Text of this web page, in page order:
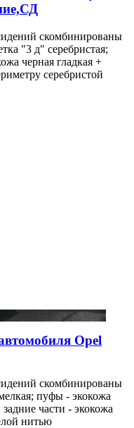
скомбинированы
"3 д" серебристая;
черная гладкая +
серебристой
Opel
скомбинированы
пуфы - экокожа
части - экокожа
нитью